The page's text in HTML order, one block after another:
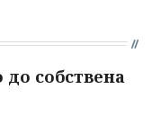
собствена